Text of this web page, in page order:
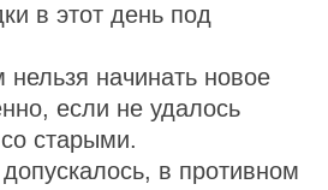
в этот день под
начинать новое
если не удалось
старыми.
в противном